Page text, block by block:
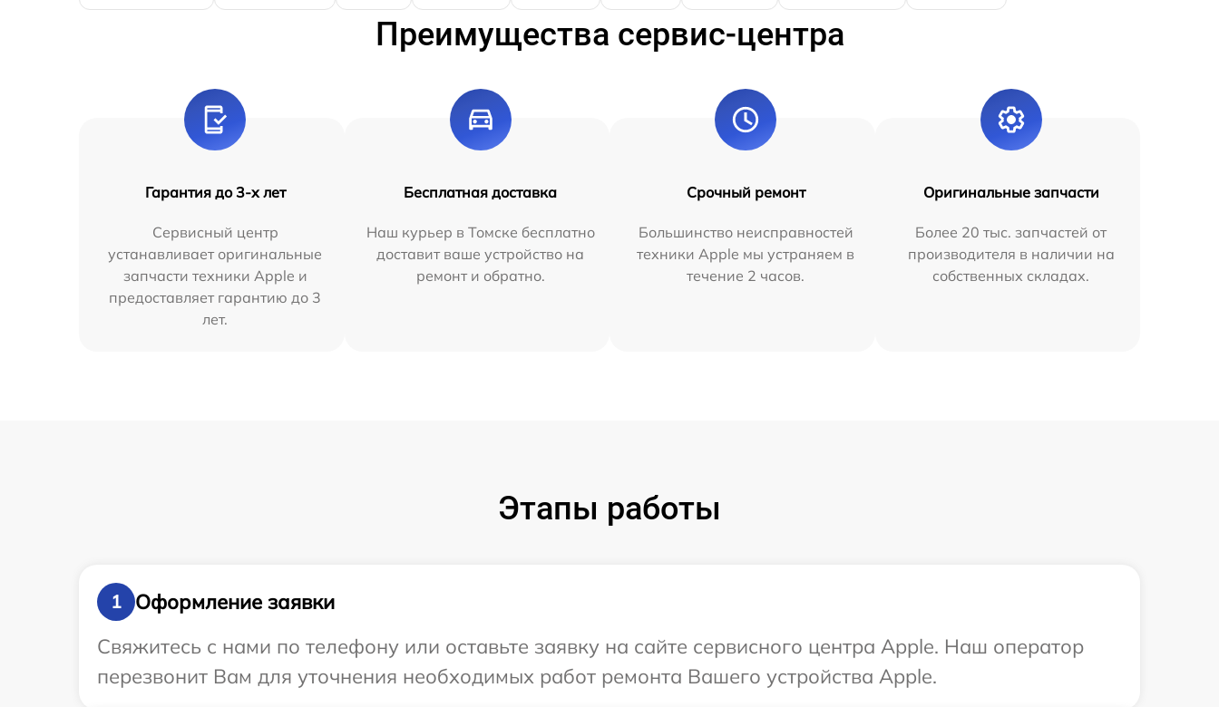
Преимущества сервис-центра
Гарантия до 3-х лет
Сервисный центр
устанавливает оригинальные
запчасти техники Apple и
предоставляет гарантию до 3
лет.
Бесплатная доставка
Наш курьер в Томске бесплатно
доставит ваше устройство на
ремонт и обратно.
Срочный ремонт
Большинство неисправностей
техники Apple мы устраняем в
течение 2 часов.
Оригинальные запчасти
Более 20 тыс. запчастей от
производителя в наличии на
собственных складах.
Этапы работы
1
Оформление заявки
Свяжитесь с нами по телефону или оставьте заявку на сайте сервисного центра Apple. Наш оператор
перезвонит Вам для уточнения необходимых работ ремонта Вашего устройства Apple.